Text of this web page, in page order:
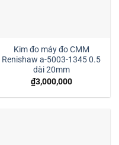
Kim đo máy đo CMM
Renishaw a-5003-1345 0.5
dài 20mm
₫3,000,000